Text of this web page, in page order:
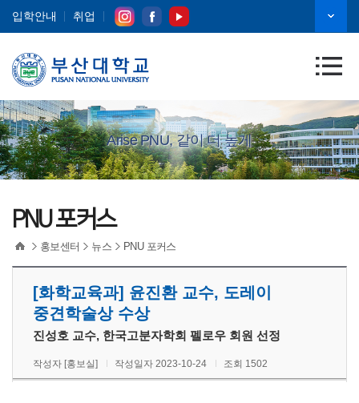
입학안내 취업
Arise PNU, 같이 더 높게
PNU 포커스
홍보센터 뉴스 PNU 포커스
[화학교육과] 윤진환 교수, 도레이
중견학술상 수상
진성호 교수, 한국고분자학회 펠로우 회원 선정
작성자 [홍보실] 작성일자 2023-10-24 조회 1502